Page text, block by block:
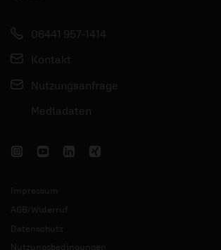
06441 957-1414
Kontakt
Nutzungsanfrage
Mediadaten
Impressum
AGB/Widerruf
Datenschutz
Nutzungsbedingungen